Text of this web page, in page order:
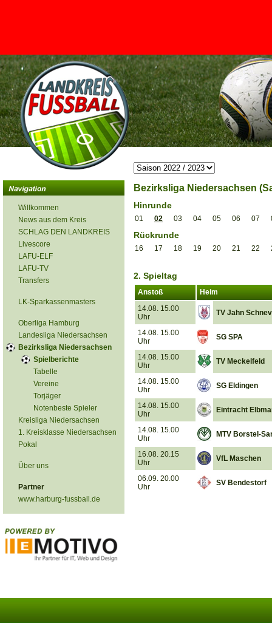
<
Willkommen
News aus dem Kreis
SCHLAG DEN LANDKREIS
Livescore
LAFU-ELF
LAFU-TV
Transfers
LK-Sparkassenmasters
Oberliga Hamburg
Landesliga Niedersachsen
Bezirksliga Niedersachsen
Spielberichte
Tabelle
Vereine
Torjäger
Notenbeste Spieler
Kreisliga Niedersachsen
1. Kreisklasse Niedersachsen
Pokal
Über uns
Partner
www.harburg-fussball.de
Bezirksliga Niedersachsen
Hinrunde
01 02 03 04 05 06 07
Rückrunde
16 17 18 19 20 21 22
2. Spieltag
Anstoß
Heim
14.08. 15.00
Uhr
TV Jahn
14.08. 15.00
Uhr
SG SPA
14.08. 15.00
Uhr
TV Meckelfeld
14.08. 15.00
Uhr
SG Eldingen
14.08. 15.00
Uhr
Eintracht
14.08. 15.00
Uhr
MTV Borstel-
16.08. 20.15
Uhr
VfL Maschen
06.09. 20.00
Uhr
SV Bendestorf